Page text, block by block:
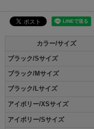
カラー/サイズ
ブラック/Sサイズ
ブラック/Mサイズ
ブラック/Lサイズ
アイボリー/XSサイズ
アイボリー/Sサイズ